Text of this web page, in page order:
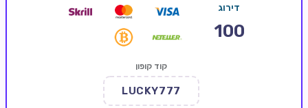
בונוסים בקזינו אונליין
דירוג
100
קוד קופון
LUCKY777